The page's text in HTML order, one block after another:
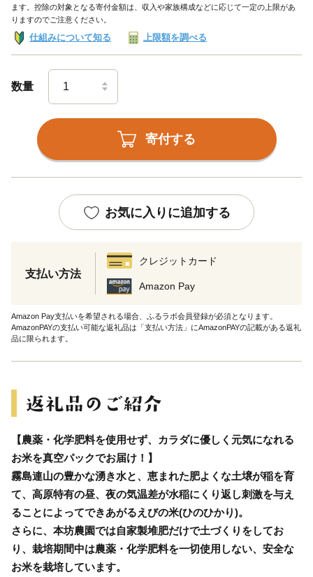
ます。控除の対象となる寄付金額は、収入や家族構成などに応じて一定の上限があ
りますのでご注意ください。
仕組みについて知る 上限額を調べる
数量
寄付する
お気に入りに追加する
支払い方法
クレジットカード
Amazon Pay
Amazon Pay支払いを希望される場合、ふるラボ会員登録が必須となります。
AmazonPAYの支払い可能な返礼品は「支払い方法」にAmazonPAYの記載がある返礼
品に限られます。
【農薬・化学肥料を使用せず、カラダに優しく元気になれる
お米を真空パックでお届け！】
霧島連山の豊かな湧き水と、恵まれた肥よくな土壌が稲を育
て、高原特有の昼、夜の気温差が水稲にくり返し刺激を与え
ることによってできあがるえびの米(ひのひかり)。
さらに、本坊農園では自家製堆肥だけで土づくりをしてお
り、栽培期間中は農薬・化学肥料を一切使用しない、安全な
お米を栽培しています。